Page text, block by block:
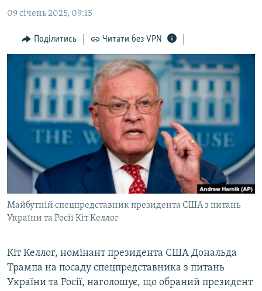
Перейти
пошукуІНТЕРВ'Ю
ВСЕ ЗА ДЕНЬ
СПЕЦПРОЕКТИ
ДЕПОРТАЦІЯ
ВІДЕОУРОКИ «ELIFBE»
СВІДЧЕННЯ ОКУПАЦІЇ
УКРАЇНСЬКА ПРОБЛЕМА КРИМУ
ІНФОГРАФІКА
ЯК ОБІЙТИ БЛОКУВАННЯ
Русский
Qırımtatar
ДОЛУЧАЙСЯ!
09 січень 2025, 09:15
Поділитись Читати без VPN
Майбутній спецпредставник президента США з питань
України та Росії Кіт Келлог
Кіт Келлог, номінант президента США Дональда
Трампа на посаду спецпредставника з питань
України та Росії, наголошує, що обраний президент